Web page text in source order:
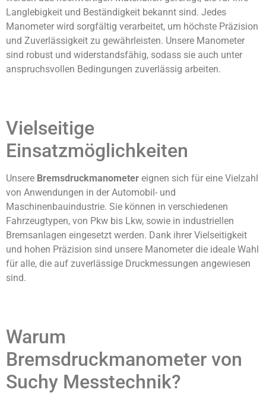
Langlebigkeit und Beständigkeit bekannt sind. Jedes
Manometer wird sorgfältig verarbeitet, um höchste Präzision
und Zuverlässigkeit zu gewährleisten. Unsere Manometer
sind robust und widerstandsfähig, sodass sie auch unter
anspruchsvollen Bedingungen zuverlässig arbeiten.
Vielseitige
Einsatzmöglichkeiten
Unsere Bremsdruckmanometer eignen sich für eine Vielzahl
von Anwendungen in der Automobil- und
Maschinenbauindustrie. Sie können in verschiedenen
Fahrzeugtypen, von Pkw bis Lkw, sowie in industriellen
Bremsanlagen eingesetzt werden. Dank ihrer Vielseitigkeit
und hohen Präzision sind unsere Manometer die ideale Wahl
für alle, die auf zuverlässige Druckmessungen angewiesen
sind.
Warum
Bremsdruckmanometer von
Suchy Messtechnik?